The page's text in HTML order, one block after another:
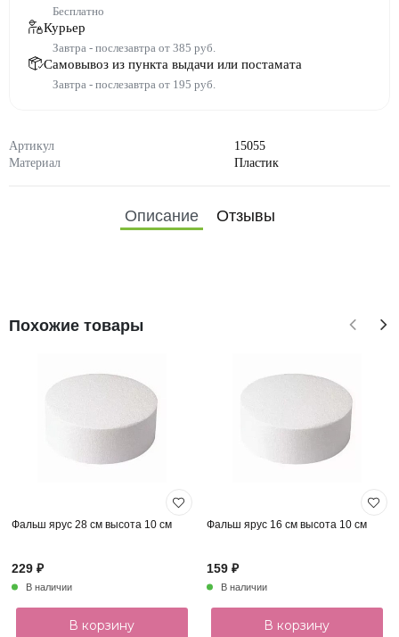
Артикул
15055
Материал
Пластик
Бесплатно
Курьер
Завтра - послезавтра от 385 руб.
Самовывоз из пункта выдачи или постамата
Завтра - послезавтра от 195 руб.
Описание Отзывы
Похожие товары
Фальш ярус 28 см высота 10 см
229 ₽
В наличии
В корзину
Фальш ярус 16 см высота 10 см
159 ₽
В наличии
В корзину